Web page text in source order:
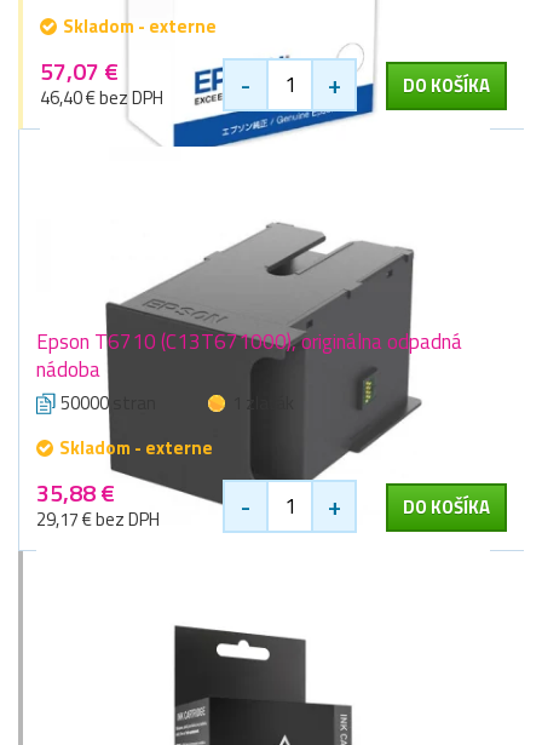
Skladom - externe
57,07 €
46,40 € bez DPH - + DO KOŠÍKA
Epson T6710 (C13T671000), originálna odpadná
nádoba
50000 stran
Skladom - externe
35,88 €
29,17 € bez DPH - + DO KOŠÍKA